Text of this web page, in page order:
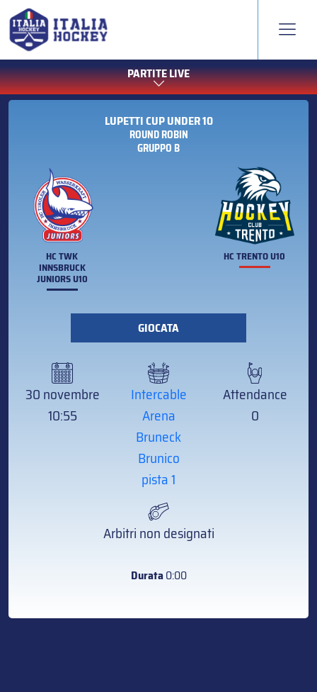
PARTITE LIVE
LUPETTI CUP UNDER 10
ROUND ROBIN
GRUPPO B
HC TWK
INNSBRUCK
JUNIORS U10
HC TRENTO U10
GIOCATA
30 novembre
10:55
Intercable
Arena
Bruneck
Brunico
pista 1
Attendance
0
Arbitri non designati
Durata0:00